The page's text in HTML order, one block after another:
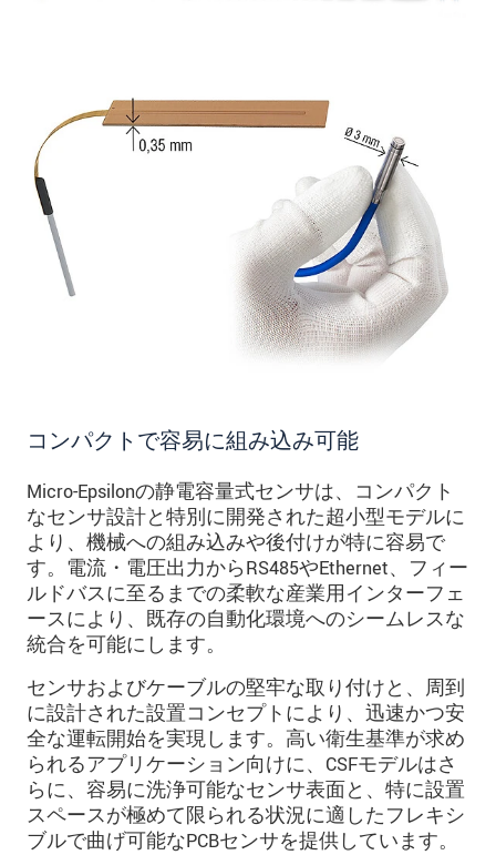
コンパクトで容易に組み込み可能
Micro-Epsilonの静電容量式センサは、コンパクト
なセンサ設計と特別に開発された超小型モデルに
より、機械への組み込みや後付けが特に容易で
す。電流・電圧出力からRS485やEthernet、フィー
ルドバスに至るまでの柔軟な産業用インターフェ
ースにより、既存の自動化環境へのシームレスな
統合を可能にします。
センサおよびケーブルの堅牢な取り付けと、周到
に設計された設置コンセプトにより、迅速かつ安
全な運転開始を実現します。高い衛生基準が求め
られるアプリケーション向けに、CSFモデルはさ
らに、容易に洗浄可能なセンサ表面と、特に設置
スペースが極めて限られる状況に適したフレキシ
ブルで曲げ可能なPCBセンサを提供しています。